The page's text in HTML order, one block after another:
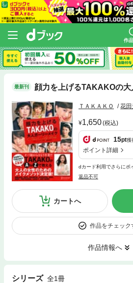
作
最新刊 顔力を上げるTAKAKOの大
ＴＡＫＡＫＯ 花
1,650(税込)
15pt獲
ポイント詳細
dカード利用でさらにポ
返品不可
カートへ
作品をチェック
作品情報へ
シリーズ 全1冊